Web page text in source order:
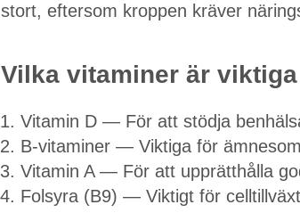
stort, eftersom kroppen kräver
Vilka vitaminer är
Vitamin D — För att stödja
B-vitaminer — Viktiga för
Vitamin A — För att upprätthålla
Folsyra (B9) — Viktigt för